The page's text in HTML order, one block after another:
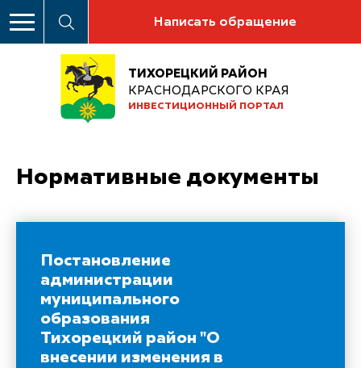
Написать обращение
ТИХОРЕЦКИЙ РАЙОН
КРАСНОДАРСКОГО КРАЯ
ИНВЕСТИЦИОННЫЙ ПОРТАЛ
Нормативные документы
Постановление
администрации
муниципального
образования
Тихорецкий район "О
внесении изменения в